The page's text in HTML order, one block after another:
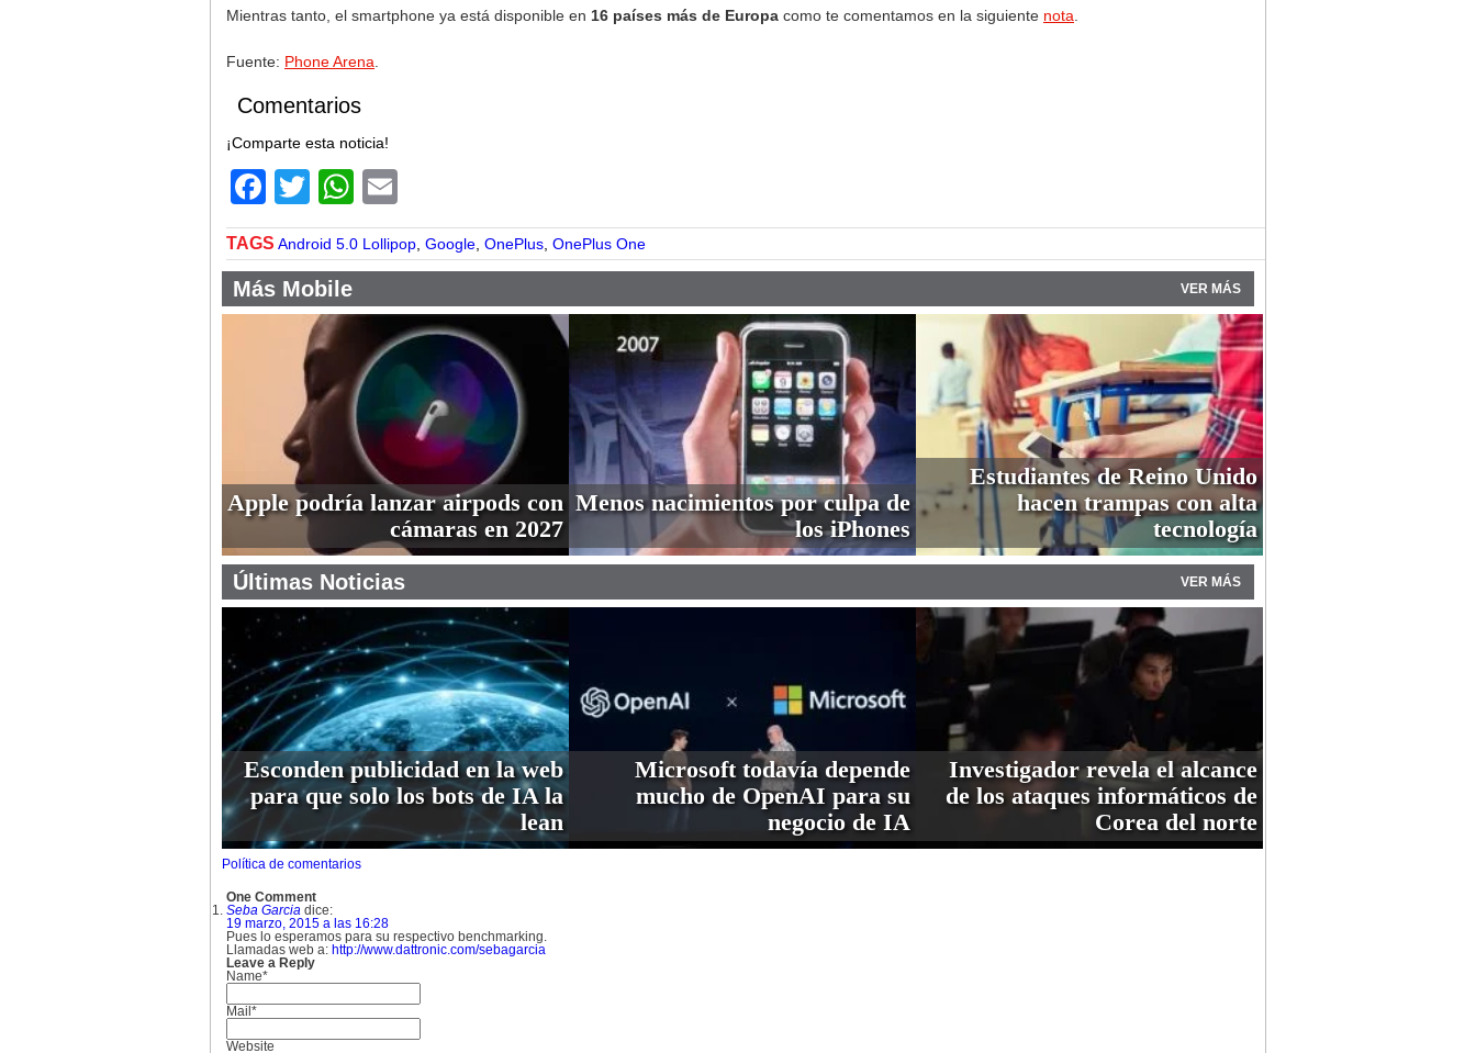
Mientras tanto, el smartphone ya está disponible en 16 países más de Europa como te comentamos en la siguiente nota
Fuente: Phone Arena
Comentarios
¡Comparte esta noticia!
Facebook
TwitterWhatsApp
TAGS Android 5.0 Lollipop Google OnePlus OnePlus One
Más Mobile VER MÁS
Apple podría lanzar airpods con
cámaras en 2027
Menos nacimientos por culpa de
los iPhones
Estudiantes de Reino Unido
hacen trampas con alta
tecnología
Últimas Noticias VER MÁS
Esconden publicidad en la web
para que solo los bots de IA la
lean
Microsoft todavía depende
mucho de OpenAI para su
negocio de IA
Investigador revela el alcance
de los ataques informáticos de
Corea del norte
Política de comentarios
One Comment
Seba Garcia dice:
19 marzo, 2015 a las 16:28
Pues lo esperamos para su respectivo benchmarking.
Llamadas web a: http://www.dattronic.com/sebagarcia
Leave a Reply
Name*
Mail*
Website